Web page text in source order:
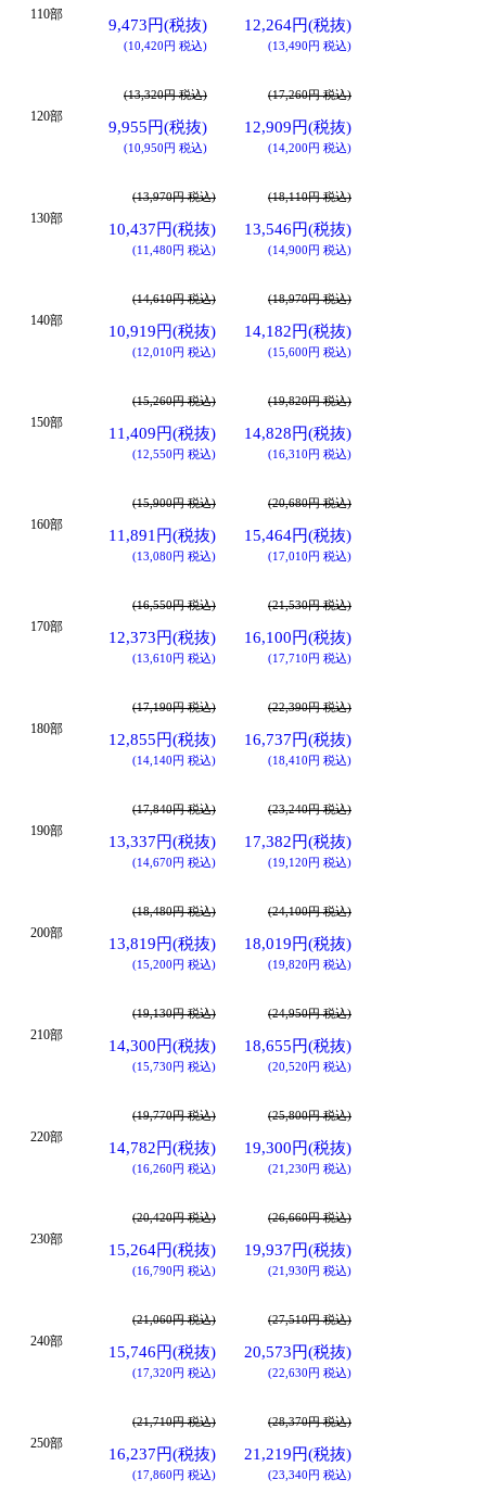
110部
9,473円(税抜)
(10,420円 税込)
12,264円(税抜)
(13,490円 税込)
120部
(13,320円 税込)
9,955円(税抜)
(10,950円 税込)
(17,260円 税込)
12,909円(税抜)
(14,200円 税込)
130部
(13,970円 税込)
10,437円(税抜)
(11,480円 税込)
(18,110円 税込)
13,546円(税抜)
(14,900円 税込)
140部
(14,610円 税込)
10,919円(税抜)
(12,010円 税込)
(18,970円 税込)
14,182円(税抜)
(15,600円 税込)
150部
(15,260円 税込)
11,409円(税抜)
(12,550円 税込)
(19,820円 税込)
14,828円(税抜)
(16,310円 税込)
160部
(15,900円 税込)
11,891円(税抜)
(13,080円 税込)
(20,680円 税込)
15,464円(税抜)
(17,010円 税込)
170部
(16,550円 税込)
12,373円(税抜)
(13,610円 税込)
(21,530円 税込)
16,100円(税抜)
(17,710円 税込)
180部
(17,190円 税込)
12,855円(税抜)
(14,140円 税込)
(22,390円 税込)
16,737円(税抜)
(18,410円 税込)
190部
(17,840円 税込)
13,337円(税抜)
(14,670円 税込)
(23,240円 税込)
17,382円(税抜)
(19,120円 税込)
200部
(18,480円 税込)
13,819円(税抜)
(15,200円 税込)
(24,100円 税込)
18,019円(税抜)
(19,820円 税込)
210部
(19,130円 税込)
14,300円(税抜)
(15,730円 税込)
(24,950円 税込)
18,655円(税抜)
(20,520円 税込)
220部
(19,770円 税込)
14,782円(税抜)
(16,260円 税込)
(25,800円 税込)
19,300円(税抜)
(21,230円 税込)
230部
(20,420円 税込)
15,264円(税抜)
(16,790円 税込)
(26,660円 税込)
19,937円(税抜)
(21,930円 税込)
240部
(21,060円 税込)
15,746円(税抜)
(17,320円 税込)
(27,510円 税込)
20,573円(税抜)
(22,630円 税込)
250部
(21,710円 税込)
16,237円(税抜)
(17,860円 税込)
(28,370円 税込)
21,219円(税抜)
(23,340円 税込)